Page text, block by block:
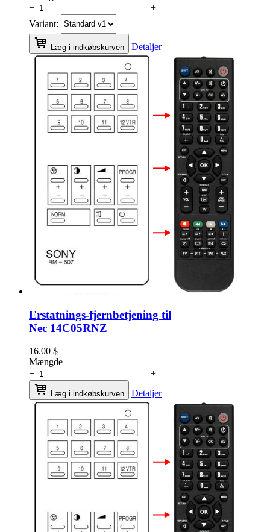
−
+
Variant:
Læg i indkøbskurven Detaljer
Erstatnings-fjernbetjening til
Nec 14C05RNZ
16.00 $
Mængde
−
+
Læg i indkøbskurven Detaljer